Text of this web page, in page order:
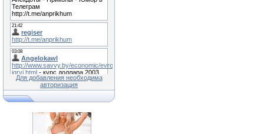
Для добавления необходима
авторизация